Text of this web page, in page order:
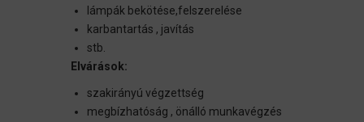
lámpák bekötése,felszerelése
karbantartás , javítás
stb.
Elvárások:
szakirányú végzettség
megbízhatóság , önálló munkavégzés